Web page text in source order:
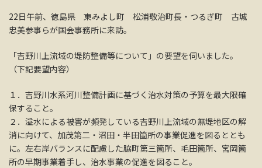
22日午前、徳島県 東みよし町 松浦敬治町長・つるぎ町 古城
忠美参事らが国会事務所に来訪。
「吉野川上流域の堤防整備等について」の要望を伺いました。
（下記要望内容）
１．吉野川水系河川整備計画に基づく治水対策の予算を最大限確
保すること。
２．溢水による被害が頻発している吉野川上流域の無堤地区の解
消に向けて、加茂第二・沼田・半田箇所の事業促進を図るととも
に。左右岸バランスに配慮した脇町第三箇所、毛田箇所、宮岡箇
所の早期事業着手し、治水事業の促進を図ること。